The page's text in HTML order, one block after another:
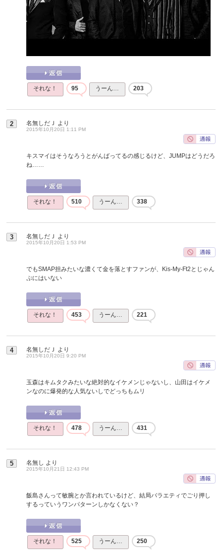
それな！ 95 うーん… 203
2 名無しだＪ より
2015年10月20日 1:11 PM
キスマイはそうなろうとがんばってるの感じるけど、JUMPはどうだろ
ね……
それな！ 510 うーん… 338
3 名無しだＪ より
2015年10月20日 1:53 PM
でもSMAP担みたいな濃くて金を落とすファンが、Kis-My-Ft2とじゃん
ぷにはいない
それな！ 453 うーん… 221
4 名無しだＪ より
2015年10月20日 9:20 PM
玉森はキムタクみたいな絶対的なイケメンじゃないし、山田はイケメ
ンなのに爆発的な人気ないしでどっちもムリ
それな！ 478 うーん… 431
5 名無し より
2015年10月21日 12:43 PM
飯島さんって敏腕とか言われているけど、結局バラエティでごり押し
するっていうワンパターンしかなくない？
それな！ 525 うーん… 250